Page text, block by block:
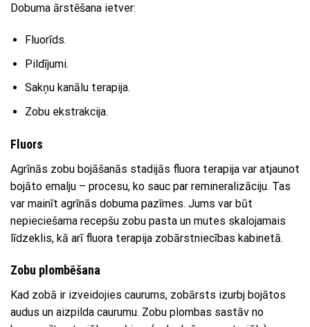
Dobuma ārstēšana ietver:
Fluorīds.
Pildījumi.
Sakņu kanālu terapija.
Zobu ekstrakcija.
Fluors
Agrīnās zobu bojāšanās stadijās fluora terapija var atjaunot
bojāto emalju – procesu, ko sauc par remineralizāciju. Tas
var mainīt agrīnās dobuma pazīmes. Jums var būt
nepieciešama recepšu zobu pasta un mutes skalojamais
līdzeklis, kā arī fluora terapija zobārstniecības kabinetā.
Zobu plombēšana
Kad zobā ir izveidojies caurums, zobārsts izurbj bojātos
audus un aizpilda caurumu. Zobu plombas sastāv no